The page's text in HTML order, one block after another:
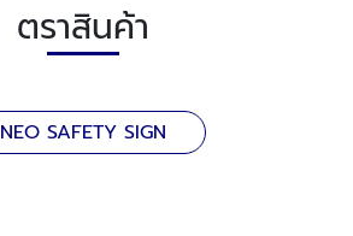
ตราสินค้า
NEO SAFETY SIGN